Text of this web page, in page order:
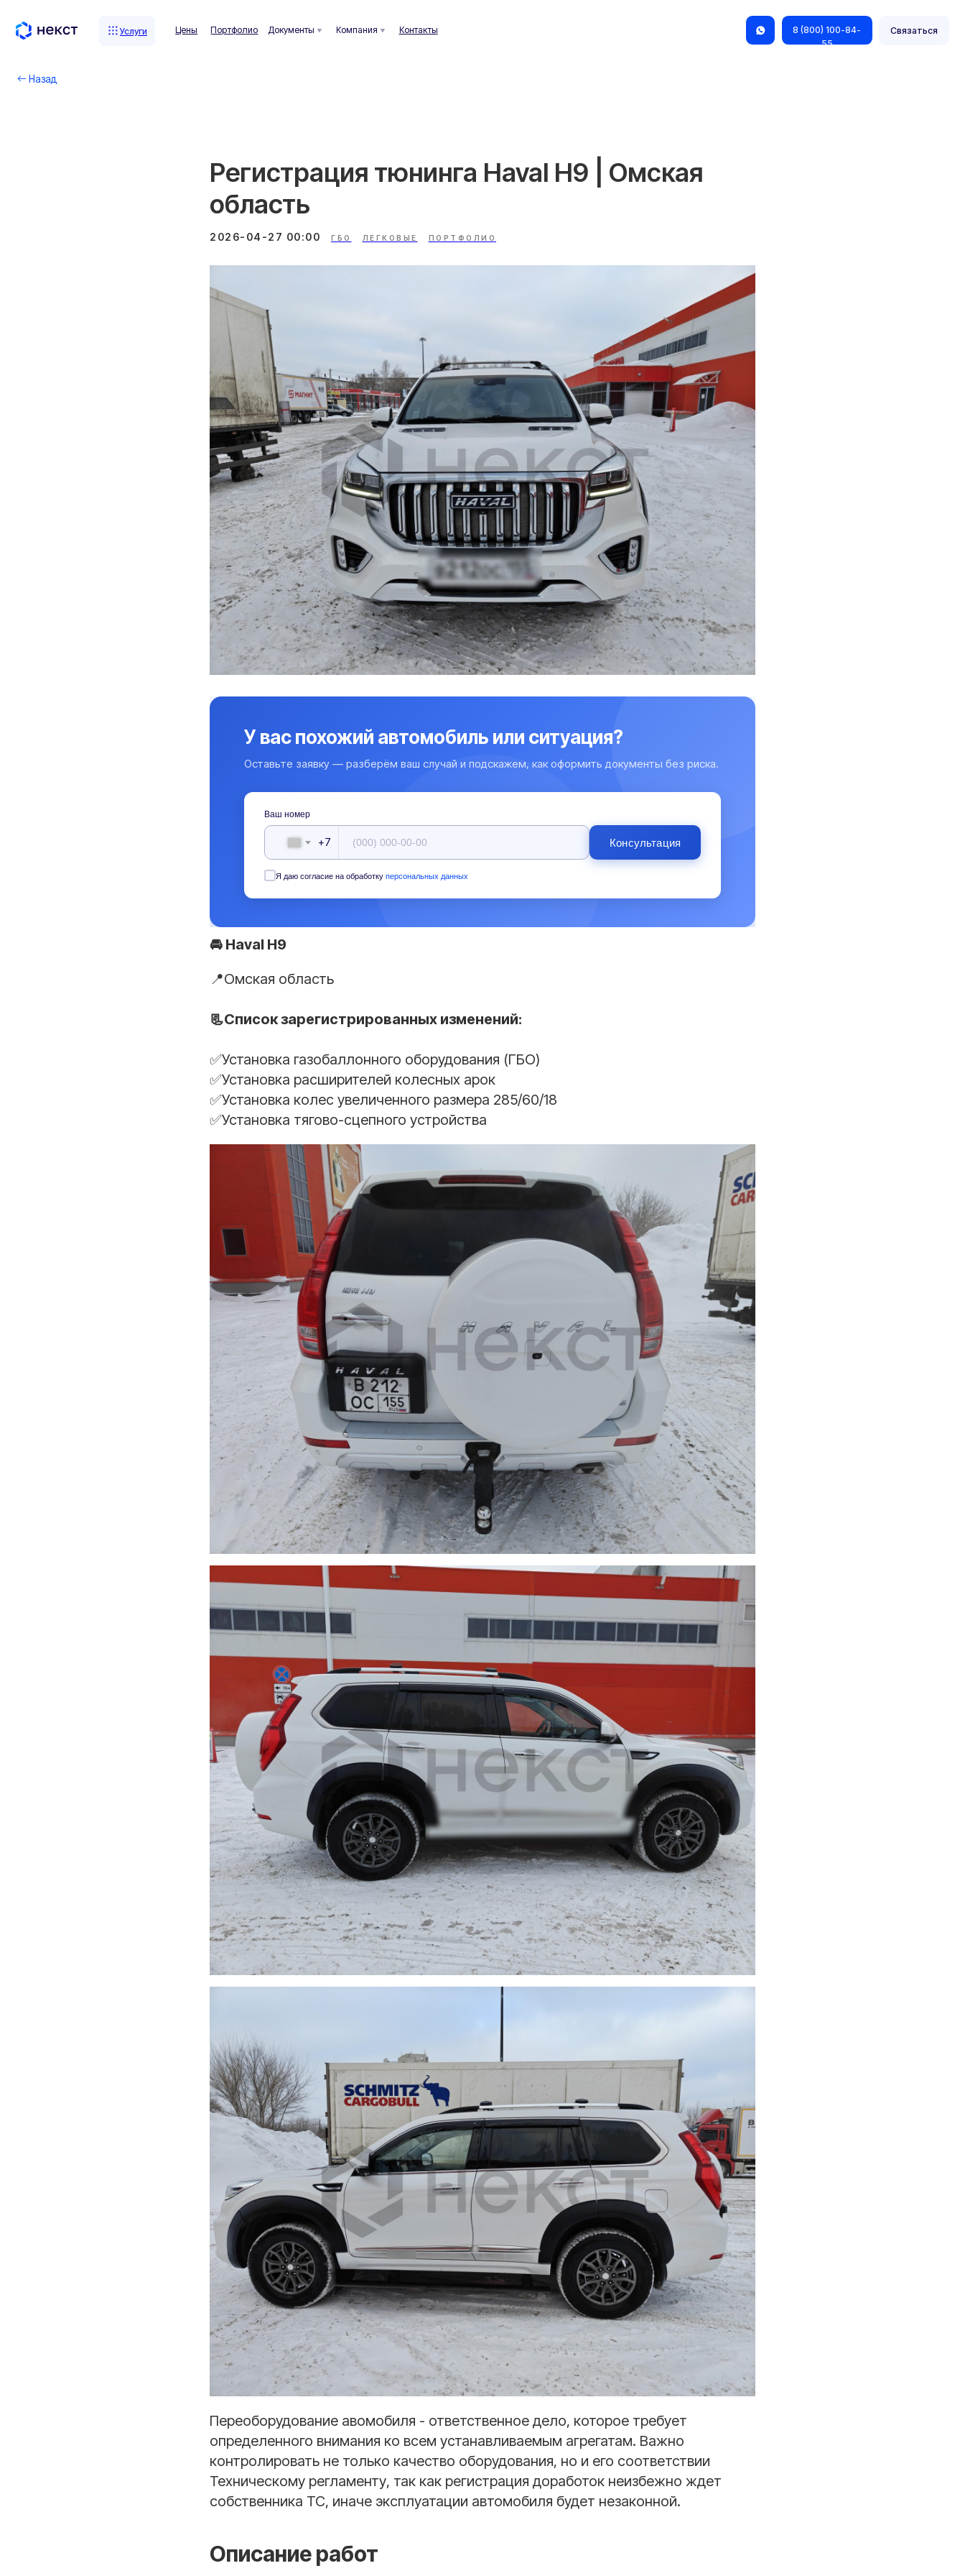
Связаться
8 (800) 100-84-
Цены Портфолио Контакты
Документы Компания
Услуги
Услуги
Регистрация тюнинга Haval H9 | Омская
область
2026-04-27 00:00 ГБО ЛЕГКОВЫЕ ПОРТФОЛИО
У вас похожий автомобиль или ситуация?
Оставьте заявку — разберём ваш случай и подскажем, как оформить документы без риска.
Ваш номер
+7 Консультация
Я даю согласие на обработку персональных данных
🚘 Haval H9
📍Омская область
📃Список зарегистрированных изменений:
✅Установка газобаллонного оборудования (ГБО)
✅Установка расширителей колесных арок
✅Установка колес увеличенного размера 285/60/18
✅Установка тягово-сцепного устройства
Переоборудование авомобиля - ответственное дело, которое требует
определенного внимания ко всем устанавливаемым агрегатам. Важно
контролировать не только качество оборудования, но и его соответствии
Техническому регламенту, так как регистрация доработок неизбежно ждет
собственника ТС, иначе эксплуатации автомобиля будет незаконной.
Описание работ